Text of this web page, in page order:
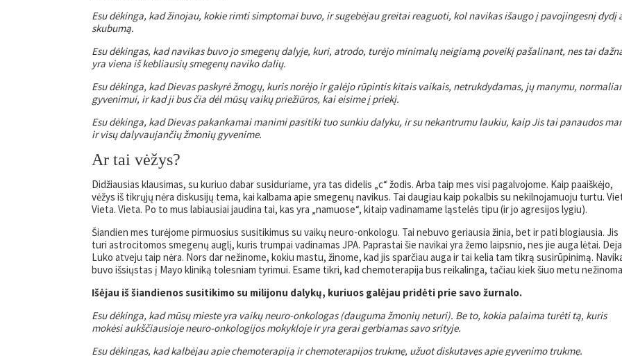
Esu dėkinga, kad žinojau, kokie rimti simptomai buvo, ir sugebėjau greitai reaguoti, kol navikas išaugo į pavojingesnį dydį
skubumą.
Esu dėkingas, kad navikas buvo jo smegenų dalyje, kuri, atrodo, turėjo minimalų neigiamą poveikį pašalinant, nes tai
yra viena iš kebliausių smegenų naviko dalių.
Esu dėkinga, kad Dievas paskyrė žmogų, kuris norėjo ir galėjo rūpintis kitais vaikais, netrukdydamas, jų manymu,
gyvenimui, ir kad ji bus čia dėl mūsų vaikų priežiūros, kai eisime į priekį.
Esu dėkinga, kad Dievas pakankamai manimi pasitiki tuo sunkiu dalyku, ir su nekantrumu laukiu, kaip Jis tai panaudos
ir visų dalyvaujančių žmonių gyvenime.
Ar tai vėžys?
Didžiausias klausimas, su kuriuo dabar susiduriame, yra tas didelis „c“ žodis. Arba taip mes visi pagalvojome. Kaip paaiškėjo,
vėžys iš tikrųjų nėra diskusijų tema, kai kalbama apie smegenų navikus. Tai daugiau kaip pokalbis su nekilnojamuoju turtu.
Vieta. Vieta. Po to mus labiausiai jaudina tai, kas yra „namuose“, kitaip vadinamame ląstelės tipu (ir jo agresijos lygiu).
Šiandien mes turėjome pirmuosius susitikimus su vaikų neuro-onkologu. Tai nebuvo geriausia žinia, bet ir pati blogiausia. Jis
turi astrocitomos smegenų auglį, kuris trumpai vadinamas JPA. Paprastai šie navikai yra žemo laipsnio, nes jie auga lėtai.
Luko atveju taip nėra. Nors dar nežinome, kokiu mastu, žinome, kad jis sparčiau auga ir tai kelia tam tikrą susirūpinimą.
buvo išsiųstas į Mayo kliniką tolesniam tyrimui. Esame tikri, kad chemoterapija bus reikalinga, tačiau kiek šiuo metu
Išėjau iš šiandienos susitikimo su milijonu dalykų, kuriuos galėjau pridėti prie savo žurnalo.
Esu dėkinga, kad mūsų mieste yra vaikų neuro-onkologas (dauguma žmonių neturi). Be to, kokia palaima turėti tą, kuris
mokėsi aukščiausioje neuro-onkologijos mokykloje ir yra gerai gerbiamas savo srityje.
Esu dėkingas, kad kalbėjau apie chemoterapiją ir chemoterapijos trukmę, užuot diskutavęs apie gyvenimo trukmę.